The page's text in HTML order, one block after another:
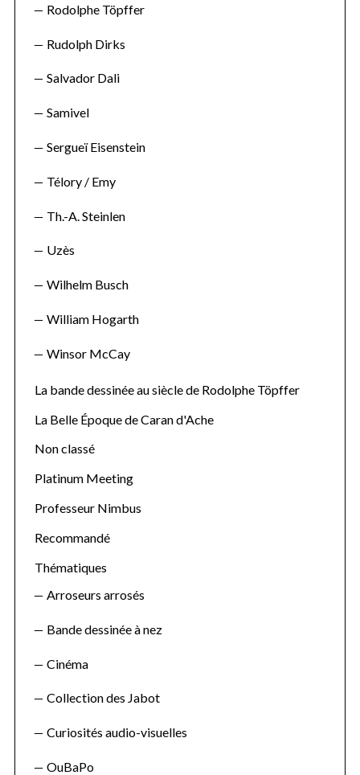
Rodolphe Töpffer
Rudolph Dirks
Salvador Dali
Samivel
Sergueï Eisenstein
Télory / Emy
Th.-A. Steinlen
Uzès
Wilhelm Busch
William Hogarth
Winsor McCay
La bande dessinée au siècle de Rodolphe Töpffer
La Belle Époque de Caran d'Ache
Non classé
Platinum Meeting
Professeur Nimbus
Recommandé
Thématiques
Arroseurs arrosés
Bande dessinée à nez
Cinéma
Collection des Jabot
Curiosités audio-visuelles
OuBaPo